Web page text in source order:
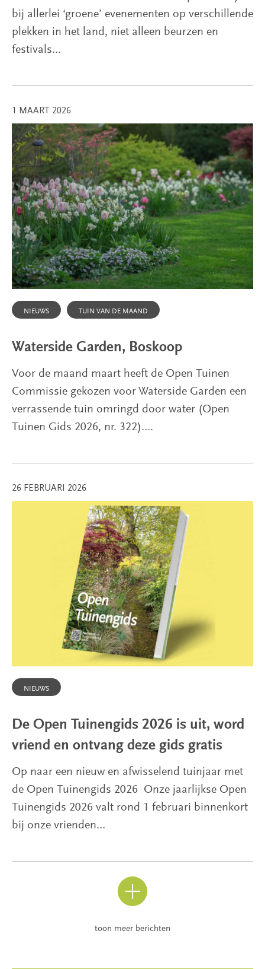
bij allerlei ‘groene’ evenementen op verschillende
plekken in het land, niet alleen beurzen en
festivals…
1 MAART 2026
NIEUWS TUIN VAN DE MAAND
Waterside Garden, Boskoop
Voor de maand maart heeft de Open Tuinen
Commissie gekozen voor Waterside Garden een
verrassende tuin omringd door water (Open
Tuinen Gids 2026, nr. 322)….
26 FEBRUARI 2026
NIEUWS
De Open Tuinengids 2026 is uit, word
vriend en ontvang deze gids gratis
Op naar een nieuw en afwisselend tuinjaar met
de Open Tuinengids 2026 Onze jaarlijkse Open
Tuinengids 2026 valt rond 1 februari binnenkort
bij onze vrienden…
toon meer berichten